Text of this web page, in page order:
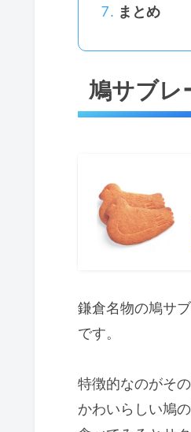
まとめ
鳩サブレ
鎌倉名物の鳩サ
です。
特徴的なのがその
かわいらしい鳩